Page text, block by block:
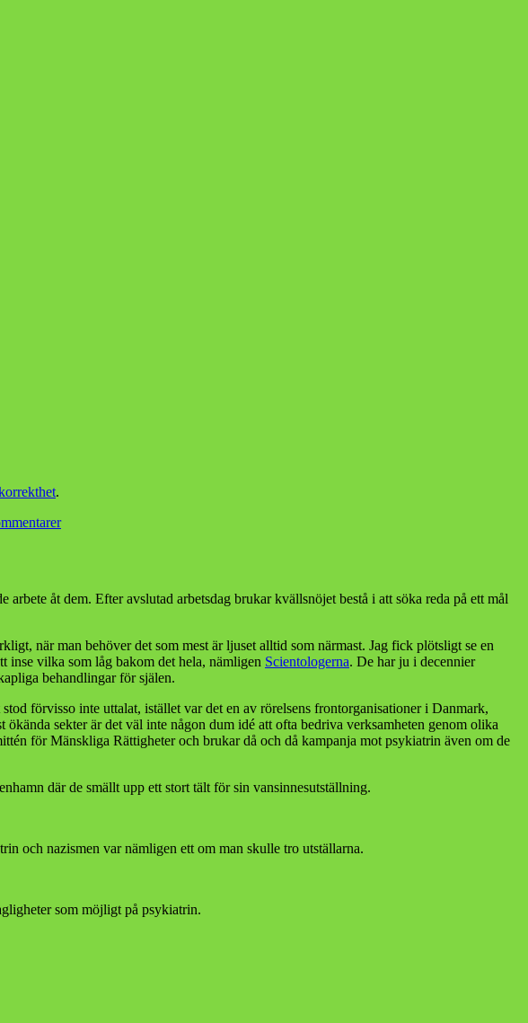
.
till
åt dem. Efter avslutad arbetsdag brukar kvällsnöjet bestå i att söka reda på ett mål
när man behöver det som mest är ljuset alltid som närmast. Jag fick plötsligt se en
inse vilka som låg bakom det hela, nämligen Scientologerna. De har ju i decennier
behandlingar för själen.
förvisso inte uttalat, istället var det en av rörelsens frontorganisationer i Danmark,
sekter är det väl inte någon dum idé att ofta bedriva verksamheten genom olika
för Mänskliga Rättigheter och brukar då och då kampanja mot psykiatrin även om de
där de smällt upp ett stort tält för sin vansinnesutställning.
och nazismen var nämligen ett om man skulle tro utställarna.
som möjligt på psykiatrin.